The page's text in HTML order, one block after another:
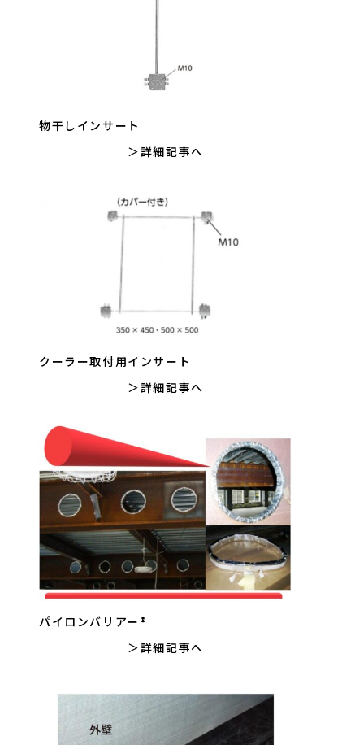
物干しインサート
詳細記事へ
クーラー取付用インサート
詳細記事へ
パイロンバリアー®
詳細記事へ